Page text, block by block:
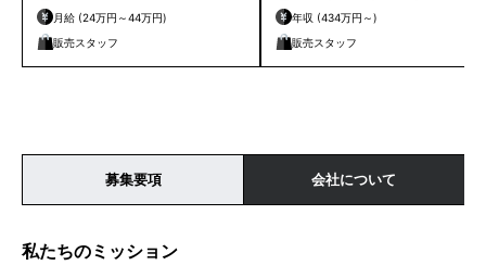
月給 (24万円～44万円)
販売スタッフ
年収 (434万円～)
販売スタッフ
募集要項 会社について
私たちのミッション